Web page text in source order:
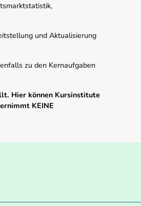
und Aktualisierung
zu den Kernaufgaben
Hier können Kursinstitute
KEINE